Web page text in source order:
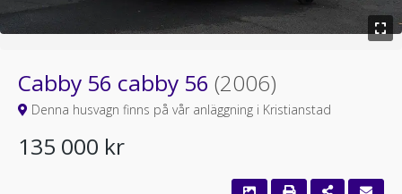
Cabby 56 cabby 56 (2006)
Denna husvagn finns på vår anläggning i Kristianstad
135 000 kr